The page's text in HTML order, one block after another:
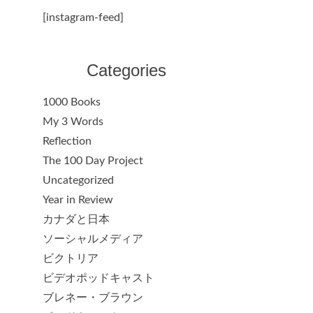
[instagram-feed]
Categories
1000 Books
My 3 Words
Reflection
The 100 Day Project
Uncategorized
Year in Review
カナダと日本
ソーシャルメディア
ビクトリア
ビデオポッドキャスト
ブレネー・ブラウン